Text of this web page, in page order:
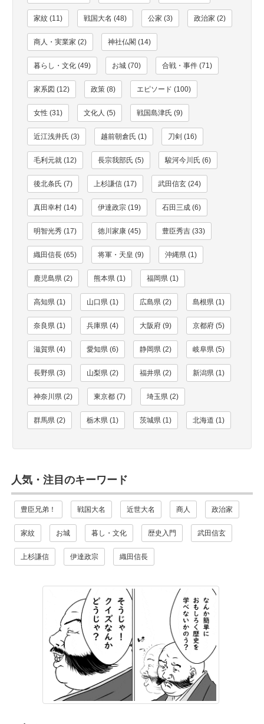
家紋 (11) 戦国大名 (48) 公家 (3) 政治家 (2)
商人・実業家 (2) 神社仏閣 (14)
暮らし・文化 (49) お城 (70) 合戦・事件 (71)
家系図 (12) 政策 (8) エピソード (100)
女性 (31) 文化人 (5) 戦国島津氏 (9)
近江浅井氏 (3) 越前朝倉氏 (1) 刀剣 (16)
毛利元就 (12) 長宗我部氏 (5) 駿河今川氏 (6)
後北条氏 (7) 上杉謙信 (17) 武田信玄 (24)
真田幸村 (14) 伊達政宗 (19) 石田三成 (6)
明智光秀 (17) 徳川家康 (45) 豊臣秀吉 (33)
織田信長 (65) 将軍・天皇 (9) 沖縄県 (1)
鹿児島県 (2) 熊本県 (1) 福岡県 (1)
高知県 (1) 山口県 (1) 広島県 (2) 島根県 (1)
奈良県 (1) 兵庫県 (4) 大阪府 (9) 京都府 (5)
滋賀県 (4) 愛知県 (6) 静岡県 (2) 岐阜県 (5)
長野県 (3) 山梨県 (2) 福井県 (2) 新潟県 (1)
神奈川県 (2) 東京都 (7) 埼玉県 (2)
群馬県 (2) 栃木県 (1) 茨城県 (1) 北海道 (1)
人気・注目のキーワード
豊臣兄弟！ 戦国大名 近世大名 商人 政治家
家紋 お城 暮し・文化 歴史入門 武田信玄
上杉謙信 伊達政宗 織田信長